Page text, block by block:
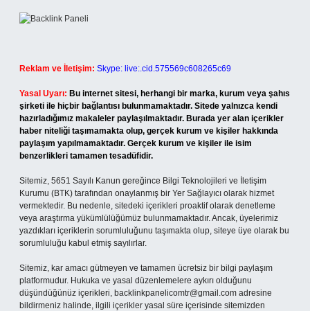
Reklam ve İletişim: Skype: live:.cid.575569c608265c69
Yasal Uyarı: Bu internet sitesi, herhangi bir marka, kurum veya şahıs
şirketi ile hiçbir bağlantısı bulunmamaktadır. Sitede yalnızca kendi
hazırladığımız makaleler paylaşılmaktadır. Burada yer alan içerikler
haber niteliği taşımamakta olup, gerçek kurum ve kişiler hakkında
paylaşım yapılmamaktadır. Gerçek kurum ve kişiler ile isim
benzerlikleri tamamen tesadüfidir.
Sitemiz, 5651 Sayılı Kanun gereğince Bilgi Teknolojileri ve İletişim
Kurumu (BTK) tarafından onaylanmış bir Yer Sağlayıcı olarak hizmet
vermektedir. Bu nedenle, sitedeki içerikleri proaktif olarak denetleme
veya araştırma yükümlülüğümüz bulunmamaktadır. Ancak, üyelerimiz
yazdıkları içeriklerin sorumluluğunu taşımakta olup, siteye üye olarak bu
sorumluluğu kabul etmiş sayılırlar.
Sitemiz, kar amacı gütmeyen ve tamamen ücretsiz bir bilgi paylaşım
platformudur. Hukuka ve yasal düzenlemelere aykırı olduğunu
düşündüğünüz içerikleri, backlinkpanelicomtr@gmail.com adresine
bildirmeniz halinde, ilgili içerikler yasal süre içerisinde sitemizden